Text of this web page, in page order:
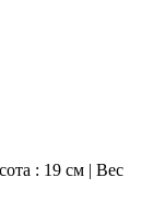
: 19 см | Вес